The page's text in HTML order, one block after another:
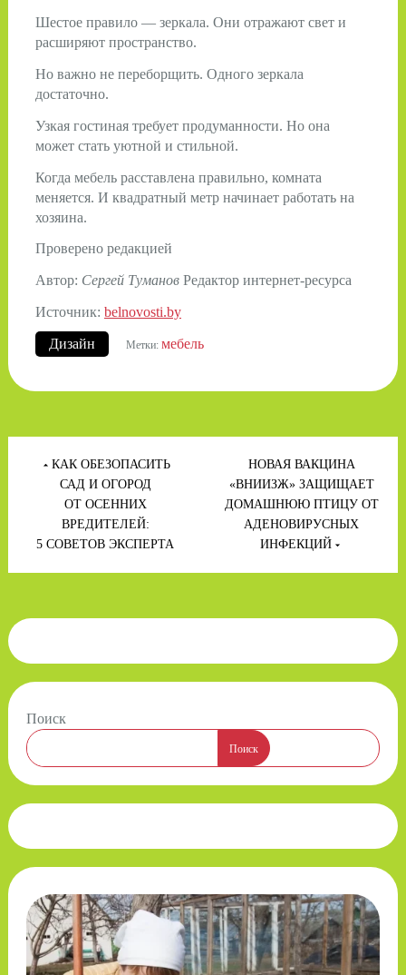
Шестое правило — зеркала. Они отражают свет и
расширяют пространство.
Но важно не переборщить. Одного зеркала
достаточно.
Узкая гостиная требует продуманности. Но она
может стать уютной и стильной.
Когда мебель расставлена правильно, комната
меняется. И квадратный метр начинает работать на
хозяина.
Проверено редакцией
Автор: Сергей ТумановРедактор интернет-ресурса
Источник: belnovosti.by
Дизайн Метки: мебель
Навигация
записям
КАК ОБЕЗОПАСИТЬ
САД И ОГОРОД
ОТ ОСЕННИХ
ВРЕДИТЕЛЕЙ:
5 СОВЕТОВ ЭКСПЕРТА
НОВАЯ ВАКЦИНА
«ВНИИЗЖ» ЗАЩИЩАЕТ
ДОМАШНЮЮ ПТИЦУ ОТ
АДЕНОВИРУСНЫХ
ИНФЕКЦИЙ
Поиск
Поиск